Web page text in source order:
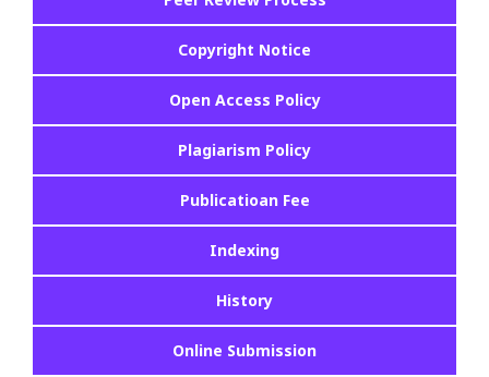
Copyright Notice
Open Access Policy
Plagiarism Policy
Publicatioan Fee
Indexing
History
Online Submission